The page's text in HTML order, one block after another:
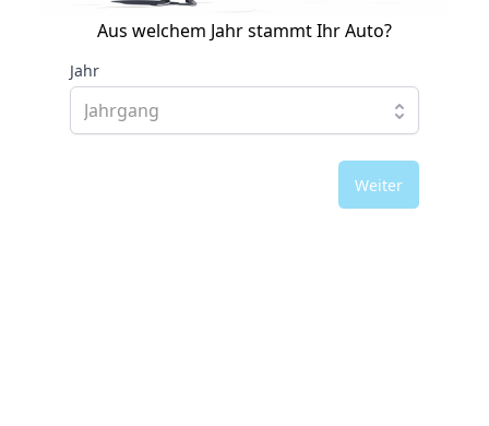
Aus welchem Jahr stammt Ihr Auto?
Jahr
Weiter